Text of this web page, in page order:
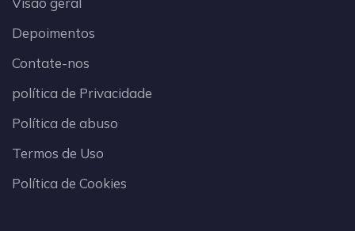
Depoimentos
Contate-nos
política de Privacidade
Política de abuso
Termos de Uso
Política de Cookies